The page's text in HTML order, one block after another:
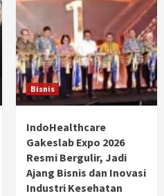
Bisnis
IndoHealthcare
Gakeslab Expo 2026
Resmi Bergulir, Jadi
Ajang Bisnis dan Inovasi
Industri Kesehatan